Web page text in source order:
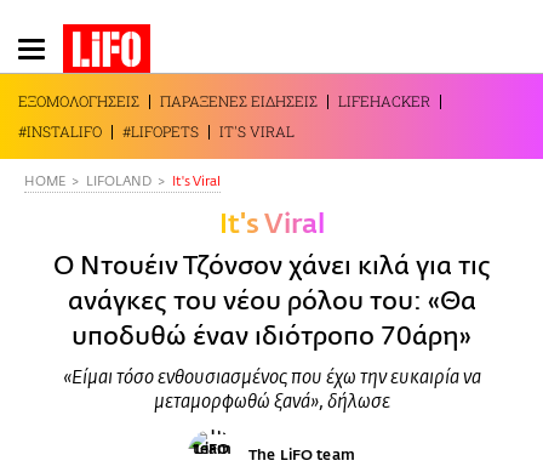
Παράκαμψη
προς
το
κυρίως
περιεχόμενο
ΕΞΟΜΟΛΟΓΗΣΕΙΣ ΠΑΡΑΞΕΝΕΣ ΕΙΔΗΣΕΙΣ
LIFEHACKER
#INSTALIFO
#LIFOPETS IT'S VIRAL
HOME LIFOLAND It's Viral
It's Viral
Ο Ντουέιν Τζόνσον χάνει κιλά για τις
ανάγκες του νέου ρόλου του: «Θα
υποδυθώ έναν ιδιότροπο 70άρη»
«Είμαι τόσο ενθουσιασμένος που έχω την ευκαιρία να
μεταμορφωθώ ξανά», δήλωσε
The LiFO team